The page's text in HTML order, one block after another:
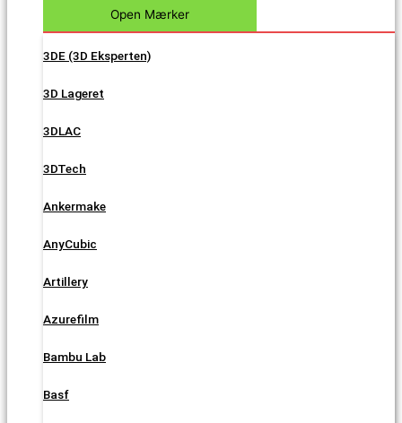
Open Mærker
3DE (3D Eksperten)
3D Lageret
3DLAC
3DTech
Ankermake
AnyCubic
Artillery
Azurefilm
Bambu Lab
Basf